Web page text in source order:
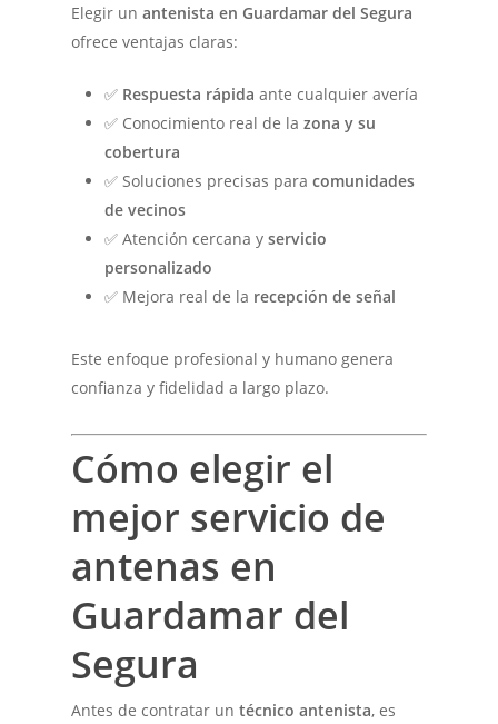
Elegir unantenista en Guardamar del Segura
ofrece ventajas claras:
✅ Respuesta rápida ante cualquier avería
✅ Conocimiento real de lazona y su
cobertura
✅ Soluciones precisas paracomunidades
de vecinos
✅ Atención cercana yservicio
personalizado
✅ Mejora real de la recepción de señal
Este enfoque profesional y humano genera
confianza y fidelidad a largo plazo.
Cómo elegir el
mejor servicio de
antenas en
Guardamar del
Segura
Antes de contratar untécnico antenista, es